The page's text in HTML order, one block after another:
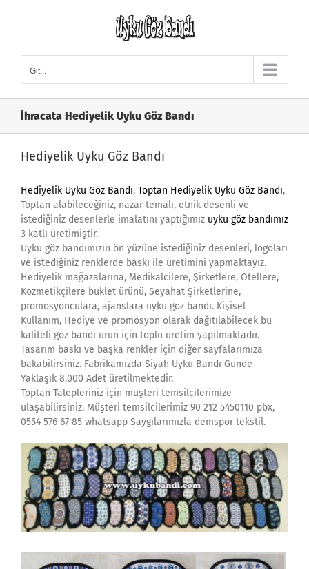
Git...
İhracata Hediyelik Uyku Göz Bandı
Hediyelik Uyku Göz Bandı
Hediyelik Uyku Göz Bandı, Toptan Hediyelik Uyku Göz Bandı,
Toptan alabileceğiniz, nazar temalı, etnik desenli ve
istediğiniz desenlerle imalatını yaptığımız uyku göz bandımız
3 katlı üretimiştir.
Uyku göz bandımızın ön yüzüne istediğiniz desenleri, logoları
ve istediğiniz renklerde baskı ile üretimini yapmaktayız.
Hediyelik mağazalarına, Medikalcilere, Şirketlere, Otellere,
Kozmetikçilere buklet ürünü, Seyahat Şirketlerine,
promosyonculara, ajanslara uyku göz bandı. Kişisel
Kullanım, Hediye ve promosyon olarak dağıtılabilecek bu
kaliteli göz bandı ürün için toplu üretim yapılmaktadır.
Tasarım baskı ve başka renkler için diğer sayfalarımıza
bakabilirsiniz. Fabrikamızda Siyah Uyku Bandı Günde
Yaklaşık 8.000 Adet üretilmektedir.
Toptan Talepleriniz için müşteri temsilcilerimize
ulaşabilirsiniz. Müşteri temsilcilerimiz 90 212 5450110 pbx,
0554 576 67 85 whatsapp Saygılarımızla demspor tekstil.